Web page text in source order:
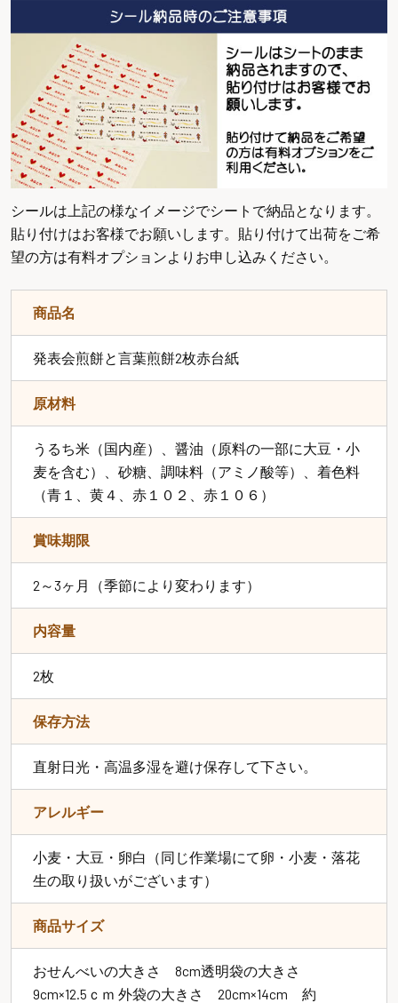
シールは上記の様なイメージでシートで納品となります。
貼り付けはお客様でお願いします。貼り付けて出荷をご希
望の方は有料オプションよりお申し込みください。
商品名
発表会煎餅と言葉煎餅2枚赤台紙
原材料
うるち米（国内産）、醤油（原料の一部に大豆・小
麦を含む）、砂糖、調味料（アミノ酸等）、着色料
（青１、黄４、赤１０２、赤１０６）
賞味期限
2～3ヶ月（季節により変わります）
内容量
2枚
保存方法
直射日光・高温多湿を避け保存して下さい。
アレルギー
小麦・大豆・卵白（同じ作業場にて卵・小麦・落花
生の取り扱いがございます）
商品サイズ
おせんべいの大きさ 8cm透明袋の大きさ
9cm×12.5ｃｍ 外袋の大きさ 20cm×14cm 約